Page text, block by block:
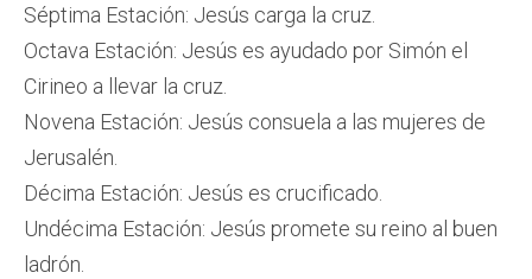
Séptima Estación: Jesús carga la cruz.
Octava Estación: Jesús es ayudado por Simón el
Cirineo a llevar la cruz.
Novena Estación: Jesús consuela a las mujeres de
Jerusalén.
Décima Estación: Jesús es crucificado.
Undécima Estación: Jesús promete su reino al buen
ladrón.